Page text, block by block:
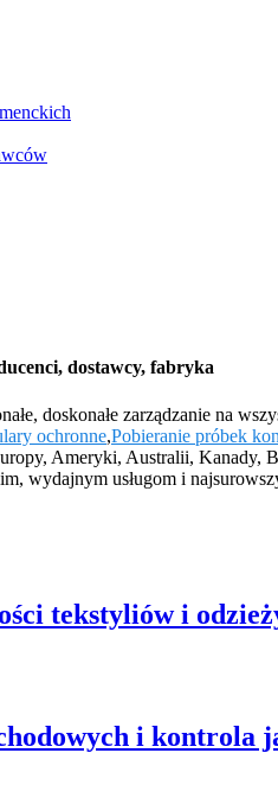
dostawcy, fabryka
doskonałe zarządzanie na
ochronne,Pobieranie próbek
Ameryki, Australii, Kanady,
wydajnym usługom i
tekstyliów i
i kontrola